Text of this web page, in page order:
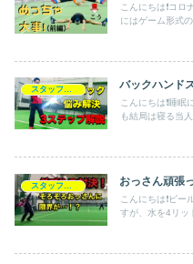
こんにちは❗️コ
にはゲーム形式
スタッフブログ バックハンド
こんにちは❗️睡
も結局は寝る当
スタッフブログ おっさん頑張
こんにちは❗️ビ
すが、水を4リッ